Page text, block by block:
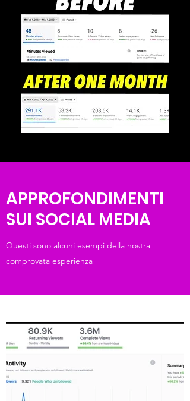
APPROFONDIMENTI
SUI SOCIAL MEDIA
Questi sono alcuni esempi della nostra
comprovata esperienza